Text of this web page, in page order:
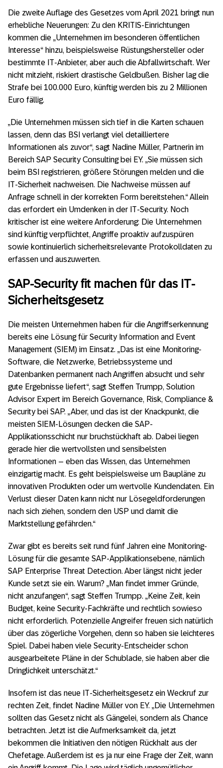
Die zweite Auflage des Gesetzes vom April 2021 bringt nun
erhebliche Neuerungen: Zu den KRITIS-Einrichtungen
kommen die „Unternehmen im besonderen öffentlichen
Interesse“ hinzu, beispielsweise Rüstungshersteller oder
bestimmte IT-Anbieter, aber auch die Abfallwirtschaft. Wer
nicht mitzieht, riskiert drastische Geldbußen. Bisher lag die
Strafe bei 100.000 Euro, künftig werden bis zu 2 Millionen
Euro fällig.
„Die Unternehmen müssen sich tief in die Karten schauen
lassen, denn das BSI verlangt viel detailliertere
Informationen als zuvor“, sagt Nadine Müller, Partnerin im
Bereich SAP Security Consulting bei EY. „Sie müssen sich
beim BSI registrieren, größere Störungen melden und die
IT-Sicherheit nachweisen. Die Nachweise müssen auf
Anfrage schnell in der korrekten Form bereitstehen.“ Allein
das erfordert ein Umdenken in der IT-Security. Noch
kritischer ist eine weitere Anforderung: Die Unternehmen
sind künftig verpflichtet, Angriffe proaktiv aufzuspüren
sowie kontinuierlich sicherheitsrelevante Protokolldaten zu
erfassen und auszuwerten.
SAP-Security fit machen für das IT-
Sicherheitsgesetz
Die meisten Unternehmen haben für die Angriffserkennung
bereits eine Lösung für Security Information and Event
Management (SIEM) im Einsatz. „Das ist eine Monitoring-
Software, die Netzwerke, Betriebssysteme und
Datenbanken permanent nach Angriffen absucht und sehr
gute Ergebnisse liefert“, sagt Steffen Trumpp, Solution
Advisor Expert im Bereich Governance, Risk, Compliance &
Security bei SAP. „Aber, und das ist der Knackpunkt, die
meisten SIEM-Lösungen decken die SAP-
Applikationsschicht nur bruchstückhaft ab. Dabei liegen
gerade hier die wertvollsten und sensibelsten
Informationen – eben das Wissen, das Unternehmen
einzigartig macht. Es geht beispielsweise um Baupläne zu
innovativen Produkten oder um wertvolle Kundendaten. Ein
Verlust dieser Daten kann nicht nur Lösegeldforderungen
nach sich ziehen, sondern den USP und damit die
Marktstellung gefährden.“
Zwar gibt es bereits seit rund fünf Jahren eine Monitoring-
Lösung für die gesamte SAP-Applikationsebene, nämlich
SAP Enterprise Threat Detection. Aber längst nicht jeder
Kunde setzt sie ein. Warum? „Man findet immer Gründe,
nicht anzufangen“, sagt Steffen Trumpp. „Keine Zeit, kein
Budget, keine Security-Fachkräfte und rechtlich sowieso
nicht erforderlich. Potenzielle Angreifer freuen sich natürlich
über das zögerliche Vorgehen, denn so haben sie leichteres
Spiel. Dabei haben viele Security-Entscheider schon
ausgearbeitete Pläne in der Schublade, sie haben aber die
Dringlichkeit unterschätzt.“
Insofern ist das neue IT-Sicherheitsgesetz ein Weckruf zur
rechten Zeit, findet Nadine Müller von EY. „Die Unternehmen
sollten das Gesetz nicht als Gängelei, sondern als Chance
betrachten. Jetzt ist die Aufmerksamkeit da, jetzt
bekommen die Initiativen den nötigen Rückhalt aus der
Chefetage. Außerdem ist es ja nur eine Frage der Zeit, wann